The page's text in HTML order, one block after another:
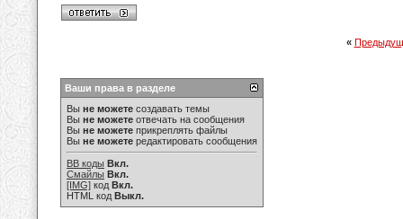
«
Ваши права в разделе
Вы не можете создавать темы
Вы не можете отвечать на сообщения
Вы не можете прикреплять файлы
Вы не можете редактировать сообщения
BB коды Вкл.
Смайлы Вкл.
[IMG] код Вкл.
HTML код Выкл.